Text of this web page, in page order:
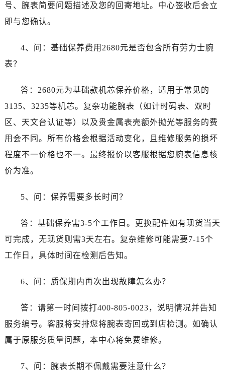
江苏省苏州市苏州工业园区 星港街199号苏州中心办公楼C座22层08室劳力士售后服务中心（需提前预约）
安徽省合肥市蜀山区潜山路111号万象城华润大厦B座12楼03室劳力士售后服务中心（需提前预约）
山东省烟台市芝罘区胜利路139号万达金融中心A座907室劳力士售后服务中心（需提前预约）
吉林省长春市朝阳区西安大路727号中银大厦A座(旺进大厦)18层09室劳力士售后服务中心（需提前预约）
贵州省贵阳市南明区都司高架桥路33号亨特国际金融中心14楼14D劳力士售后服务中心（需提前预约）
陕西省西安市碑林区南关正街88号华侨城长安国际中心E座6楼10室劳力士售后服务中心（需提前预约）
节假日正常营业！
号、腕表简要问题描述及您的回寄地址。中心签收后会立
即与您确认。
4、问：基础保养费用2680元是否包含所有劳力士腕
表？
答：2680元为基础款机芯保养价格，适用于常见的
3135、3235等机芯。复杂功能腕表（如计时码表、双时
区、天文台认证等）以及贵金属表壳额外抛光等服务的费
用会不同。所有价格会根据活动变化，且维修服务的损坏
程度不一价格也不一。最终报价以客服根据您腕表信息核
价为准。
5、问：保养需要多长时间？
答：基础保养需3-5个工作日。更换配件如有现货当天
可完成，无现货则需3天左右。复杂维修可能需要7-15个
工作日，具体时间在检测后告知。
6、问：质保期内再次出现故障怎么办？
答：请第一时间拨打400-805-0023，说明情况并告知
服务编号。客服将安排您将腕表寄回或到店检测。如确认
属于原服务质量问题，本中心将免费维修。
7、问：腕表长期不佩戴需要注意什么？